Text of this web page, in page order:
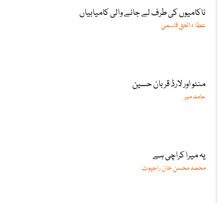
ناکامیوں کی طرف لے جانے والی کامیابیاں
عطا ء الحق قاسمی
منٹو اور لارڈ قربان حسین
حامد میر
یہ میرا کراچی ہے
محمد محسن خان راجپوت